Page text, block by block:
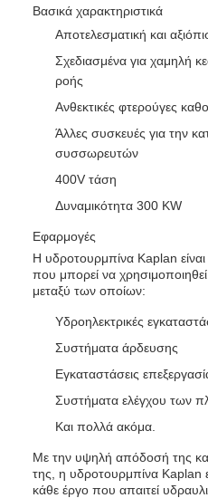
Βασικά χαρακτηριστικά
Αποτελεσματική και
Σχεδιασμένα για χαμηλή
ροής
Ανθεκτικές φτερούγες
Άλλες συσκευές για την
συσσωρευτών
400V τάση
Δυναμικότητα 300 KW
Εφαρμογές
Η υδροτουρμπίνα Kaplan
που μπορεί να
μεταξύ των οποίων:
Υδροηλεκτρικές
Συστήματα άρδευσης
Εγκαταστάσεις
Συστήματα ελέγχου των
Και πολλά ακόμα.
Με την υψηλή απόδοσή της
της, η υδροτουρμπίνα Kaplan
κάθε έργο που απαιτεί